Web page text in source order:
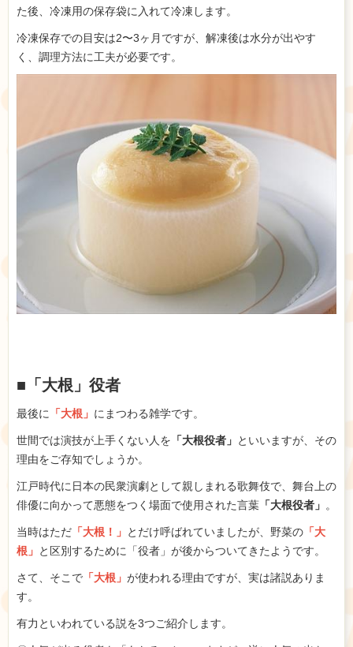
た後、冷凍用の保存袋に入れて冷凍します。
冷凍保存での目安は2〜3ヶ月ですが、解凍後は水分が出やす
く、調理方法に工夫が必要です。
■「大根」役者
最後に 「大根」 にまつわる雑学です。
世間では演技が上手くない人を 「大根役者」 といいますが、その
理由をご存知でしょうか。
江戸時代に日本の民衆演劇として親しまれる歌舞伎で、舞台上の
俳優に向かって悪態をつく場面で使用された言葉 「大根役者」 。
当時はただ 「大根！」 とだけ呼ばれていましたが、野菜の 「大
根」 と区別するために「役者」が後からついてきたようです。
さて、そこで 「大根」 が使われる理由ですが、実は諸説ありま
す。
有力といわれている説を3つご紹介します。